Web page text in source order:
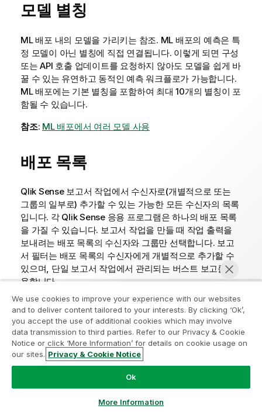
모델 별칭
ML 배포 내의 모델을 가리키는 참조. ML 배포의 예측은 특
정 모델이 아닌 별칭에 직접 연결됩니다. 이렇게 되면 구성
또는 API 호출 업데이트를 요청하지 않아도 모델을 쉽게 바
꿀 수 있는 유연하고 동적인 예측 워크플로가 가능합니다.
ML 배포에는 기본 별칭을 포함하여 최대 10개의 별칭이 포
함될 수 있습니다.
참조: ML 배포에서 여러 모델 사용
배포 목록
Qlik Sense보고서 작업에서 수신자로(개별적으로 또는
그룹의 일부로) 추가할 수 있는 가능한 모든 수신자의 목록
입니다. 각 Qlik Sense응용 프로그램은 하나의 배포 목록
을 가질 수 있습니다. 보고서 작업을 만들 때 작업 출력을
보내려는 배포 목록의 수신자와 그룹만 선택합니다. 보고
서 필터는 배포 목록의 수신자에게 개별적으로 추가할 수
있으며, 단일 보고서 작업에서 관리되는 버스트 보고를 허
용합니다.
유사 용어: 보고서 작업, 보고서 필터
참조:보고서의 배포 목록 만들기
변수
Qlik Sense의 변수는 정적 값 또는 계산(예: 숫자 또는 영
숫자 값)을 저장하는 컨테이너입니다.
We use cookies to improve your experience with our websites
and to deliver content tailored to your interests. By clicking ‘Ok’,
you accept the use of additional cookies which may involve
data transmission to third parties. Refer to our Privacy & Cookie
Notice or click ‘More Information’ for details on cookie usage on
our sites. Privacy & Cookie Notice
Ok
More Information